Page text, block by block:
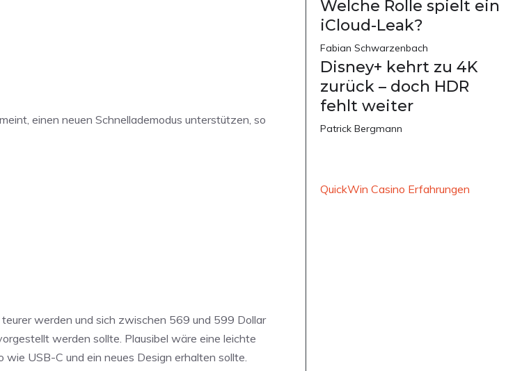
einen neuen Schnellademodus unterstützen, so
werden und sich zwischen 569 und 599 Dollar
werden sollte. Plausibel wäre eine leichte
USB-C und ein neues Design erhalten sollte.
Welche Rolle spielt ein
iCloud-Leak?
Fabian Schwarzenbach
Disney+ kehrt zu 4K
zurück – doch HDR
fehlt weiter
Patrick Bergmann
QuickWin Casino Erfahrungen